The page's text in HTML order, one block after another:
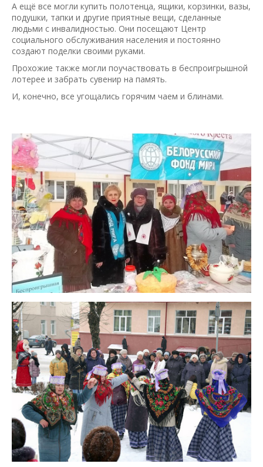
А ещё все могли купить полотенца, ящики, корзинки, вазы,
подушки, тапки и другие приятные вещи, сделанные
людьми с инвалидностью. Они посещают Центр
социального обслуживания населения и постоянно
создают поделки своими руками.
Прохожие также могли поучаствовать в беспроигрышной
лотерее и забрать сувенир на память.
И, конечно, все угощались горячим чаем и блинами.